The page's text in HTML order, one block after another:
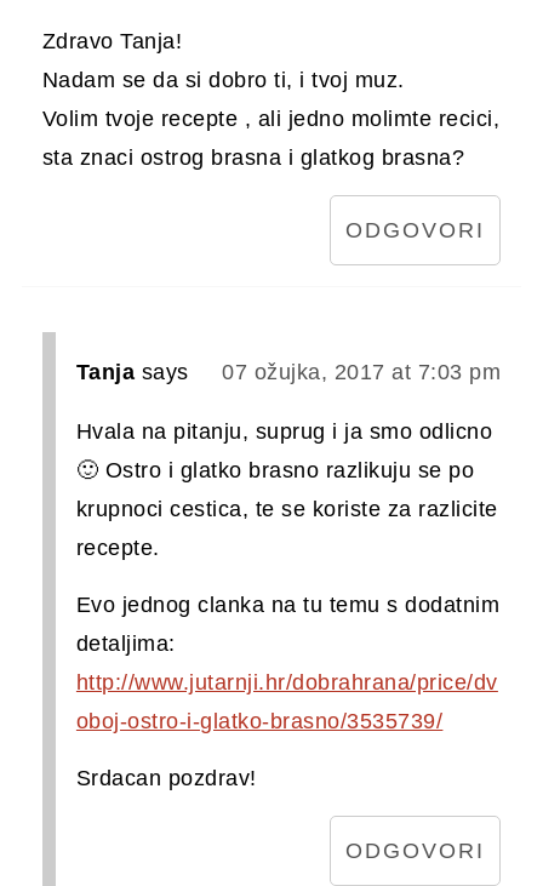
Zdravo Tanja!
Nadam se da si dobro ti, i tvoj muz.
Volim tvoje recepte , ali jedno molimte recici,
sta znaci ostrog brasna i glatkog brasna?
ODGOVORI
Tanja says 07 ožujka, 2017 at 7:03 pm
Hvala na pitanju, suprug i ja smo odlicno
🙂 Ostro i glatko brasno razlikuju se po
krupnoci cestica, te se koriste za razlicite
recepte.
Evo jednog clanka na tu temu s dodatnim
detaljima:
http://www.jutarnji.hr/dobrahrana/price/dv
oboj-ostro-i-glatko-brasno/3535739/
Srdacan pozdrav!
ODGOVORI